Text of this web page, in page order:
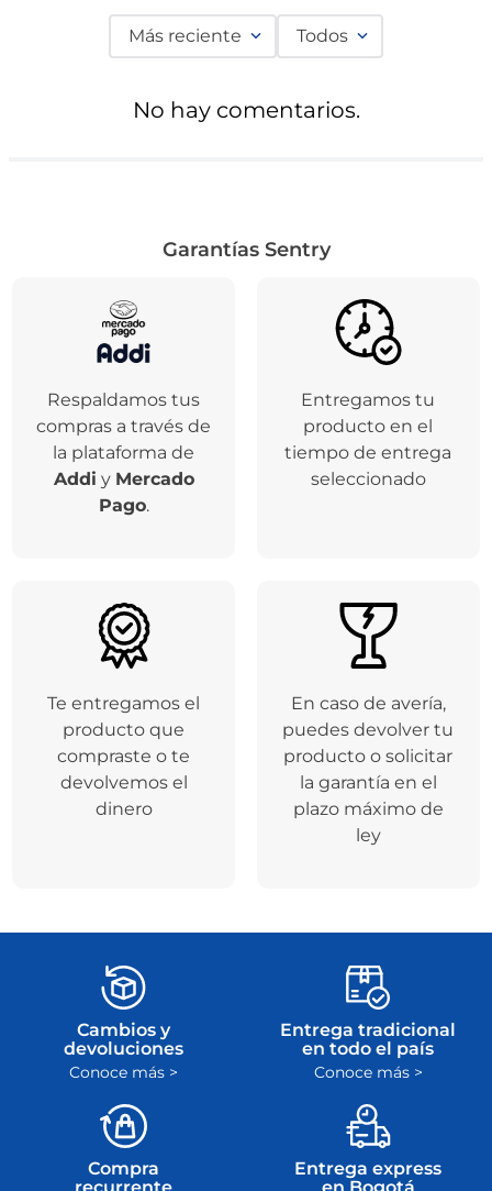
Más reciente Todos
No hay comentarios.
Garantías Sentry
Respaldamos tus
compras a través de
la plataforma de
Addi y Mercado
Pago.
Entregamos tu
producto en el
tiempo de entrega
seleccionado
Te entregamos el
producto que
compraste o te
devolvemos el
dinero
En caso de avería,
puedes devolver tu
producto o solicitar
la garantía en el
plazo máximo de
ley
Cambios y
devoluciones
Conoce más >
Entrega tradicional
en todo el país
Conoce más >
Compra
Entrega express